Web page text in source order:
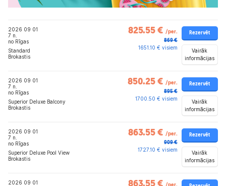
2026 09 01
7 n.
no Rīgas
Standard
Brokastis
825.55 € /per.
869 €
1651.10 € visiem
Rezervēt
Vairāk
informācijas
2026 09 01
7 n.
no Rīgas
Superior Deluxe Balcony
Brokastis
850.25 € /per.
895 €
1700.50 € visiem
Rezervēt
Vairāk
informācijas
2026 09 01
7 n.
no Rīgas
Superior Deluxe Pool View
Brokastis
863.55 € /per.
909 €
1727.10 € visiem
Rezervēt
Vairāk
informācijas
2026 09 01